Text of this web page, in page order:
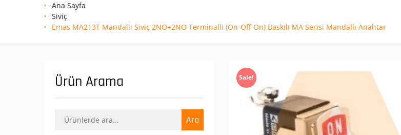
Ana Sayfa
Siviç
Emas MA213T Mandallı Siviç 2NO+2NO Terminalli (On-Off-On) Baskılı MA Serisi Mandallı Anahtar
Sale!
Ürün Arama
Ara: Ara